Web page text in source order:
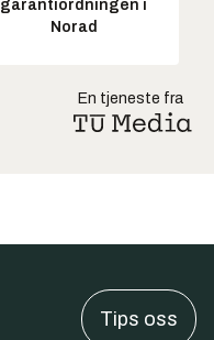
garantiordningen i
Norad
En tjeneste fra
Tips oss